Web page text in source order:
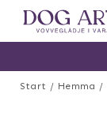
Start Hemma